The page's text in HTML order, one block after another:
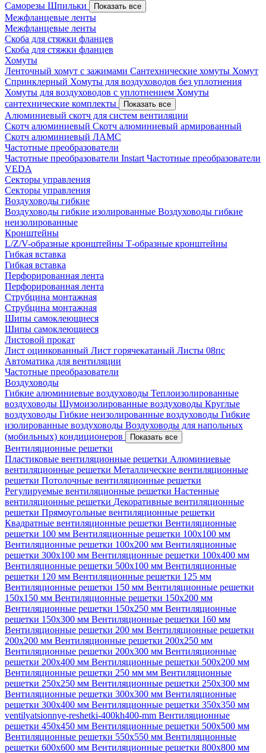
Саморезы Шпильки Показать все
Межфланцевые ленты
Межфланцевые ленты
Скоба для стяжки фланцев
Скоба для стяжки фланцев
Хомуты
Ленточный хомут с зажимами Сантехнические хомуты Хомут
Спринклерный Хомуты для воздуховодов без уплотнения
Хомуты для воздуховодов с уплотнением Хомуты
сантехнические комплекты
Показать все
Алюминиевый скотч для систем вентиляции
Скотч алюминиевый Скотч алюминиевый армированный
Скотч алюминиевый ЛАМС
Частотные преобразователи
Частотные преобразователи Instart Частотные преобразователи
VEDA
Секторы управления
Секторы управления
Воздуховоды гибкие
Воздуховоды гибкие изолированные Воздуховоды гибкие
неизолированные
Кронштейны
L/Z/V-образные кронштейны Т-образные кронштейны
Гибкая вставка
Гибкая вставка
Перфорированная лента
Перфорированная лента
Струбцина монтажная
Струбцина монтажная
Шипы самоклеющиеся
Шипы самоклеющиеся
Листовой прокат
Лист оцинкованный Лист горячекатаный Листы 08пс
Автоматика для вентиляции
Частотные преобразователи
Воздуховоды
Гибкие алюминиевые воздуховоды Теплоизолированные
воздуховоды Шумоизолированные воздуховоды Круглые
воздуховоды Гибкие неизолированные воздуховоды Гибкие
изолированные воздуховоды Воздуховоды для напольных
(мобильных) кондиционеров
Показать все
Вентиляционные решетки
Пластиковые вентиляционные решетки Алюминиевые
вентиляционные решетки Металлические вентиляционные
решетки Потолочные вентиляционные решетки
Регулируемые вентиляционные решетки Настенные
вентиляционные решетки Декоративные вентиляционные
решетки Прямоугольные вентиляционные решетки
Квадратные вентиляционные решетки Вентиляционные
решетки 100 мм Вентиляционные решетки 100х100 мм
Вентиляционные решетки 100х200 мм Вентиляционные
решетки 300х100 мм Вентиляционные решетки 100х400 мм
Вентиляционные решетки 500х100 мм Вентиляционные
решетки 120 мм Вентиляционные решетки 125 мм
Вентиляционные решетки 150 мм Вентиляционные решетки
150х150 мм Вентиляционные решетки 150х200 мм
Вентиляционные решетки 150х250 мм Вентиляционные
решетки 150х300 мм Вентиляционные решетки 160 мм
Вентиляционные решетки 200 мм Вентиляционные решетки
200х200 мм Вентиляционные решетки 200х250 мм
Вентиляционные решетки 200х300 мм Вентиляционные
решетки 200х400 мм Вентиляционные решетки 500х200 мм
Вентиляционные решетки 250 мм мм Вентиляционные
решетки 250х250 мм Вентиляционные решетки 250х300 мм
Вентиляционные решетки 300х300 мм Вентиляционные
решетки 300х400 мм Вентиляционные решетки 350х350 мм
ventilyatsionnye-reshetki-400kh400-mm Вентиляционные
решетки 450х450 мм Вентиляционные решетки 500х500 мм
Вентиляционные решетки 550х550 мм Вентиляционные
решетки 600х600 мм Вентиляционные решетки 800х800 мм